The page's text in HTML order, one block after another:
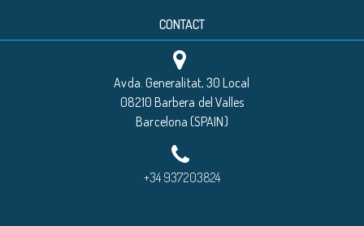
CONTACT
Avda. Generalitat, 30 Local
08210 Barbera del Valles
Barcelona (SPAIN)
+34 937203824